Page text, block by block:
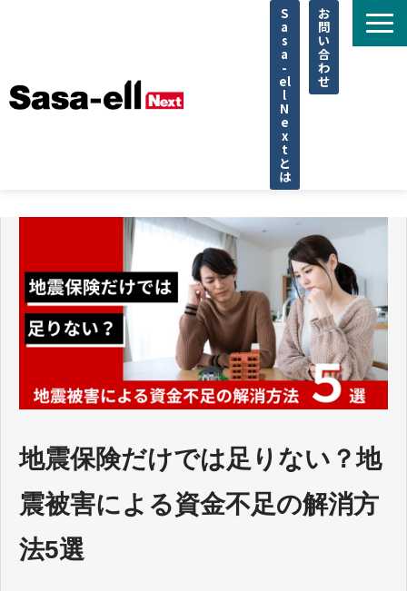
S
a
s
a
-
el
l
N
e
x
t
と
は
お
問
い
合
わ
せ
不動産
専門家
法律
企業取材
セミナー
調査データ
地震保険だけでは足りない？地
震被害による資金不足の解消方
法5選